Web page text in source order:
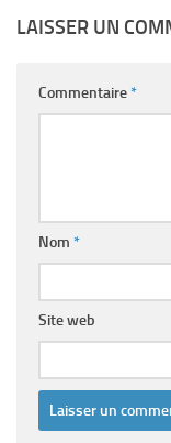
LAISSER UN
Commentaire*
Nom *
Site web